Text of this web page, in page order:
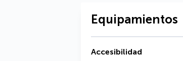
Equipamientos
Accesibilidad